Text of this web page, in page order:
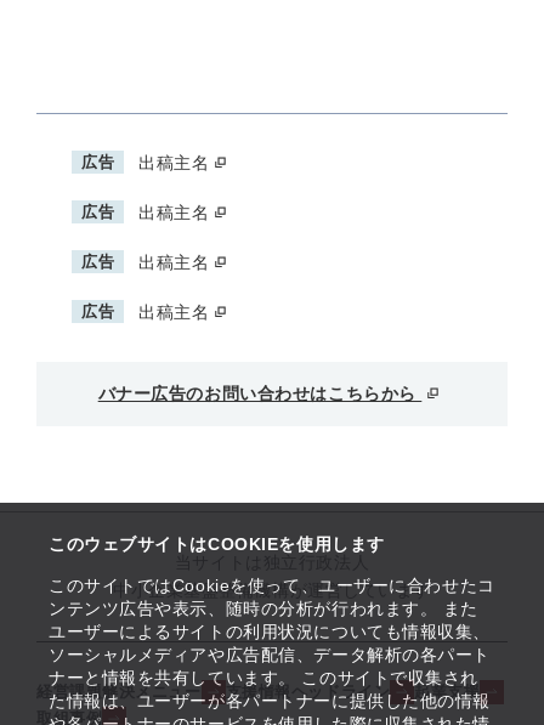
このウェブサイトはCOOKIEを使用します
このサイトではCookieを使って、ユーザーに合わせたコ
ンテンツ広告や表示、随時の分析が行われます。 また
ユーザーによるサイトの利用状況についても情報収集、
ソーシャルメディアや広告配信、データ解析の各パート
ナーと情報を共有しています。 このサイトで収集され
た情報は、ユーザーが各パートナーに提供した他の情報
広告 出稿主名
広告 出稿主名
広告 出稿主名
広告 出稿主名
バナー広告のお問い合わせはこちらから
中小企業基盤整備機構が運営しています
経営課題解決メニュー 支援情報ヘッドライン
起業支援
取組事例